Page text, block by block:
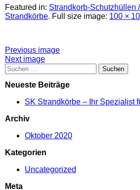
Featured in: Strandkorb-Schutzhüllen
Strandkörbe. Full size image: 100 ×
Attachment
post
navigation
Previous image
Next image
Suchen
nach:
Neueste Beiträge
SK Strandkörbe – Ihr Spezialist
Archiv
Oktober 2020
Kategorien
Uncategorized
Meta